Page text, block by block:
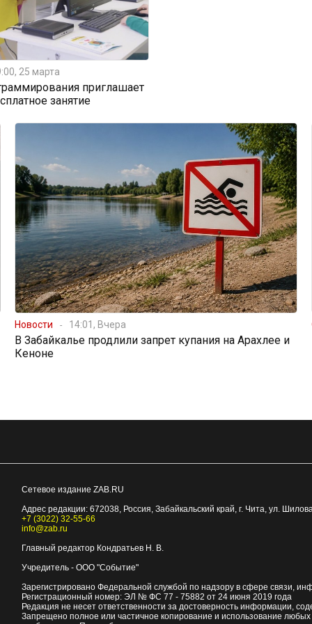
25 марта
приглашает
занятие
Новости 14:01, Вчера
В Забайкалье продлили запрет купания на Арахлее и
Кеноне
Сетевое издание ZAB.RU
Адрес редакции: 672038, Россия, Забайкальский край, г. Чита, ул.
+7 (3022) 32-55-66
info@zab.ru
Главный редактор Кондратьев Н. В.
Учредитель - ООО "Событие"
Зарегистрировано Федеральной службой по надзору в сфере связи,
Регистрационный номер: ЭЛ № ФС 77 - 75882 от 24 июня 2019 года
Редакция не несет ответственности за достоверность информации,
Запрещено полное или частичное копирование и использование